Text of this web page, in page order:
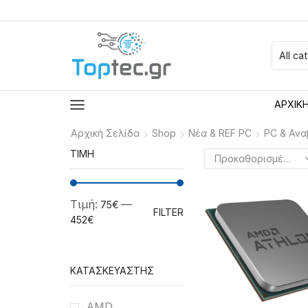
Αρχική Σελίδα Shop Νέα & REF PC
PC &
ΤΙΜΉ
FILTER
Τιμή: 75€ —
452€
ΚΑΤΑΣΚΕΥΑΣΤΉΣ